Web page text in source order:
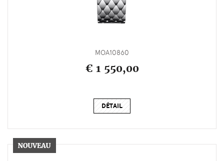
MOA10860
€ 1 550,00
DÉTAIL